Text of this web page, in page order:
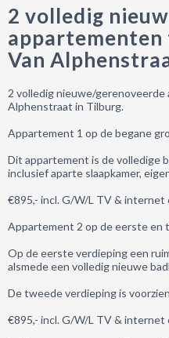
2 volledig
appartementen
Van
2 volledig nieuwe/
Alphenstraat in Tilburg.
Appartement 1 op de begane
Dit appartement is de volledige
inclusief aparte slaapkamer,
€895,- incl. G/W/L TV &
Appartement 2 op de eerste en
Op de eerste verdieping een
alsmede een volledig nieuwe
De tweede verdieping is
€895,- incl. G/W/L TV &